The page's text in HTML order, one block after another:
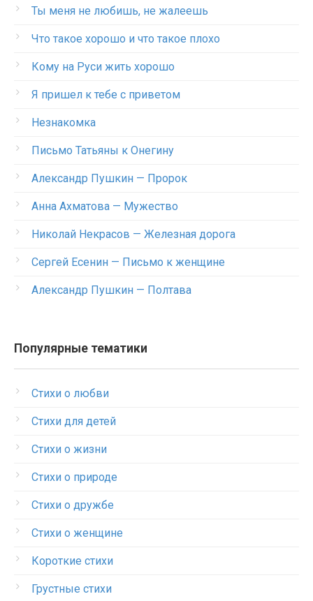
Ты меня не любишь, не жалеешь
Что такое хорошо и что такое плохо
Кому на Руси жить хорошо
Я пришел к тебе с приветом
Незнакомка
Письмо Татьяны к Онегину
Александр Пушкин — Пророк
Анна Ахматова — Мужество
Николай Некрасов — Железная дорога
Сергей Есенин — Письмо к женщине
Александр Пушкин — Полтава
Популярные тематики
Стихи о любви
Стихи для детей
Стихи о жизни
Стихи о природе
Стихи о дружбе
Стихи о женщине
Короткие стихи
Грустные стихи